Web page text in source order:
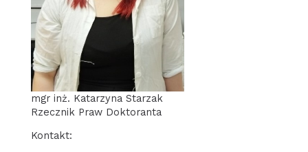
mgr inż. Katarzyna Starzak
Rzecznik Praw Doktoranta
Kontakt: